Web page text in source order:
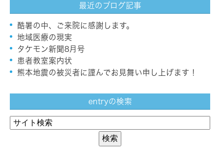
最近のブログ記事
酷暑の中、ご来院に感謝します。
地域医療の現実
タケモン新聞8月号
患者教室案内状
熊本地震の被災者に謹んでお見舞い申し上げます！
entryの検索